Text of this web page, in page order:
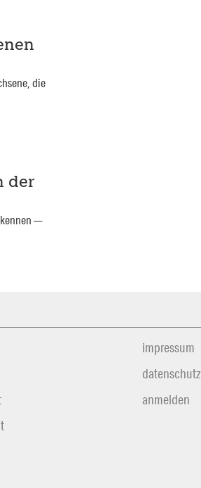
die
der
—
impressum
datenschutz
anmelden